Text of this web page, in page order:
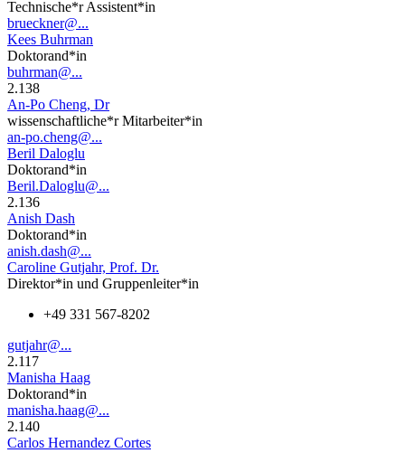
Technische*r Assistent*in
brueckner@...
Kees Buhrman
Doktorand*in
buhrman@...
2.138
An-Po Cheng, Dr
wissenschaftliche*r Mitarbeiter*in
an-po.cheng@...
Beril Daloglu
Doktorand*in
Beril.Daloglu@...
2.136
Anish Dash
Doktorand*in
anish.dash@...
Caroline Gutjahr, Prof. Dr.
Direktor*in und Gruppenleiter*in
+49 331 567-8202
gutjahr@...
2.117
Manisha Haag
Doktorand*in
manisha.haag@...
2.140
Carlos Hernandez Cortes